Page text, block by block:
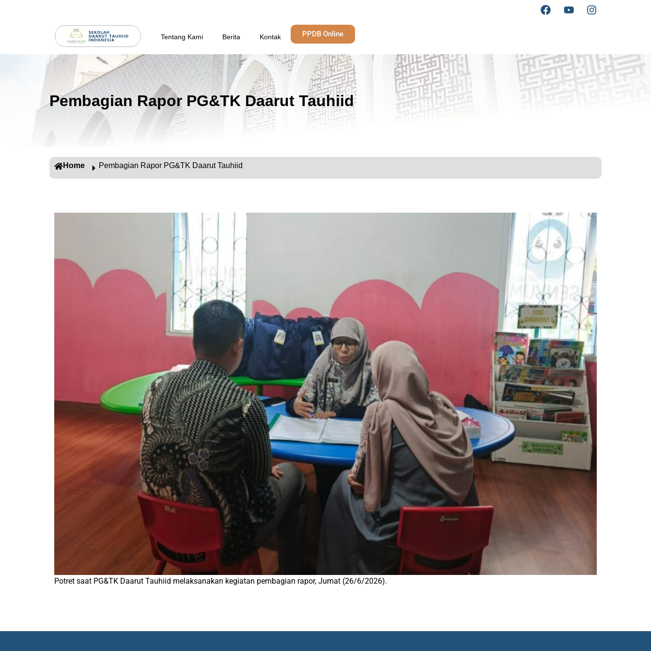
Tentang Kami Berita Kontak PPDB Online
Pembagian Rapor PG&TK Daarut Tauhiid
Home Pembagian Rapor PG&TK Daarut Tauhiid
Potret saat PG&TK Daarut Tauhiid melaksanakan kegiatan pembagian rapor, Jumat (26/6/2026).